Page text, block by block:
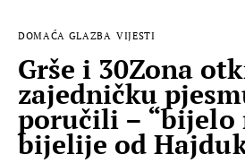
DOMAĆA GLAZBA VIJESTI
Grše i 30Zona
zajedničku
poručili – “bijelo
bijelije od